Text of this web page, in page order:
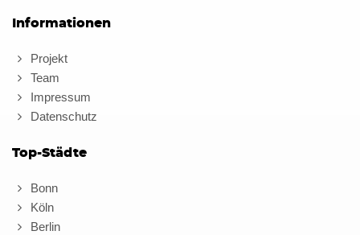
Informationen
Projekt
Team
Impressum
Datenschutz
Top-Städte
Bonn
Köln
Berlin